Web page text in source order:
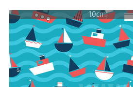
10cm